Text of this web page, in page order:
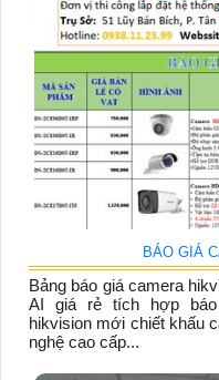
BÁO GIÁ
Bảng báo giá camera
AI giá rẻ tích hợp báo
hikvision mới chiết khấu
nghệ cao cấp...